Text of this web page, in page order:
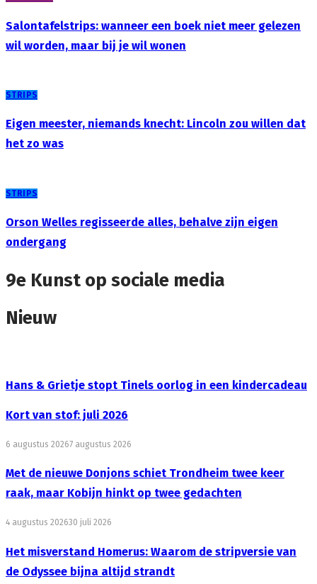
Salontafelstrips: wanneer een boek niet meer gelezen
wil worden, maar bij je wil wonen
STRIPS
Eigen meester, niemands knecht: Lincoln zou willen dat
het zo was
STRIPS
Orson Welles regisseerde alles, behalve zijn eigen
ondergang
9e Kunst op sociale media
Nieuw
Hans & Grietje stopt Tinels oorlog in een kindercadeau
Kort van stof: juli 2026
6 augustus 20267 augustus 2026
Met de nieuwe Donjons schiet Trondheim twee keer
raak, maar Kobijn hinkt op twee gedachten
4 augustus 202630 juli 2026
Het misverstand Homerus: Waarom de stripversie van
de Odyssee bijna altijd strandt